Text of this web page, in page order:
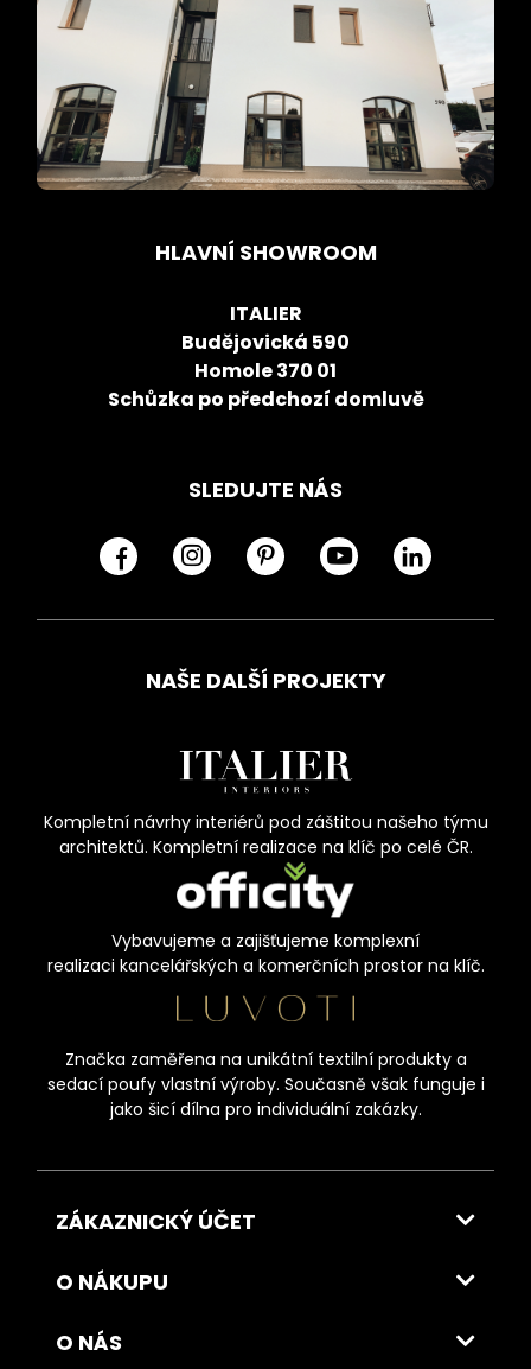
HLAVNÍ SHOWROOM
ITALIER
Budějovická 590
Homole 370 01
Schůzka po předchozí domluvě
SLEDUJTE NÁS
NAŠE DALŠÍ PROJEKTY
Kompletní návrhy interiérů pod záštitou našeho týmu
architektů. Kompletní realizace na klíč po celé ČR.
Vybavujeme a zajišťujeme komplexní
realizaci kancelářských a komerčních prostor na klíč.
Značka zaměřena na unikátní textilní produkty a
sedací poufy vlastní výroby. Současně však funguje i
jako šicí dílna pro individuální zakázky.
ZÁKAZNICKÝ ÚČET
O NÁKUPU
O NÁS